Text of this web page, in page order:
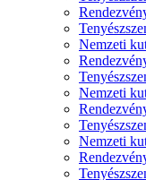
Nemzeti
Nemzeti
Nemzeti